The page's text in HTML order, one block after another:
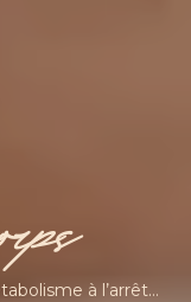
à l’arrêt…